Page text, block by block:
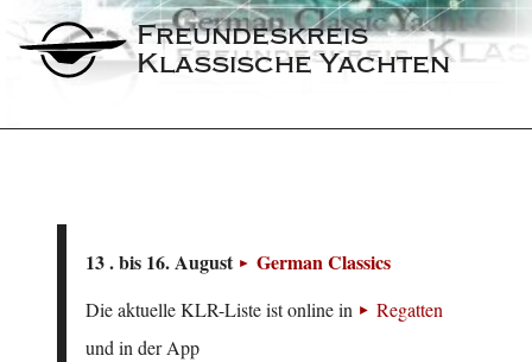
Freundeskreis
Klassische Yachten
13 . bis 16. August German Classics
Die aktuelle KLR-Liste ist online in
Regatten
und in der App